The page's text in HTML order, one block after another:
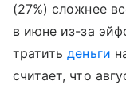
(27%) сложнее
в июне из-за
тратитьденьги
считает, что